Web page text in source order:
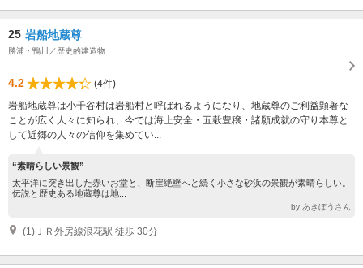
25 岩船地蔵尊
勝浦・鴨川／歴史的建造物
4.2
(4件)
岩船地蔵尊は小千谷村は岩船村と呼ばれるようになり、地蔵尊のご利益顕著な
ことが広く人々に知られ、今では海上安全・五穀豊穣・諸願成就の守り本尊と
して近郷の人々の信仰を集めてい...
“素晴らしい景観”
太平洋に突き出した赤いお堂と、断崖絶壁へと続く小さな砂浜の景観が素晴らしい。
伝説と歴史ある地蔵尊は地...
by あきぼうさん
(1)ＪＲ外房線浪花駅 徒歩 30分